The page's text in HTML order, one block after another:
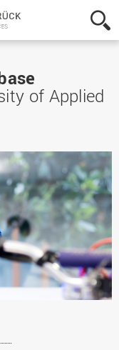
Hochschule
Osnabrück
-
Sciences
of Applied